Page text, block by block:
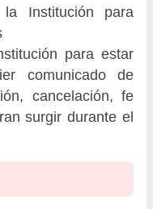
Institución para
para estar
comunicado de
cancelación, fe
surgir durante el